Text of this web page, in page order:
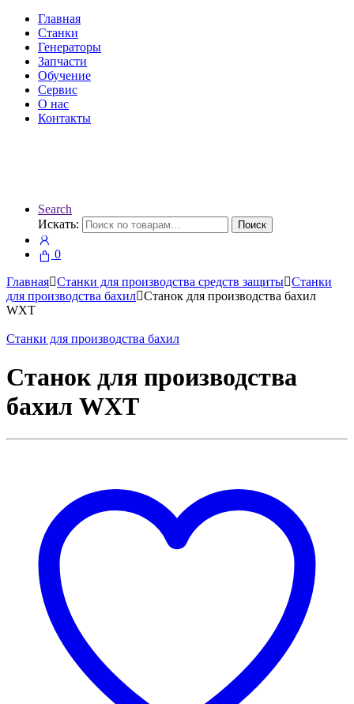
Главная
Станки
Генераторы
Запчасти
Обучение
Сервис
О нас
Контакты
Search
Искать:
Поиск
0
Главная Станки для производства средств защиты Станки
для производства бахил Станок для производства бахил
WXT
Станки для производства бахил
Станок для производства
бахил WXT